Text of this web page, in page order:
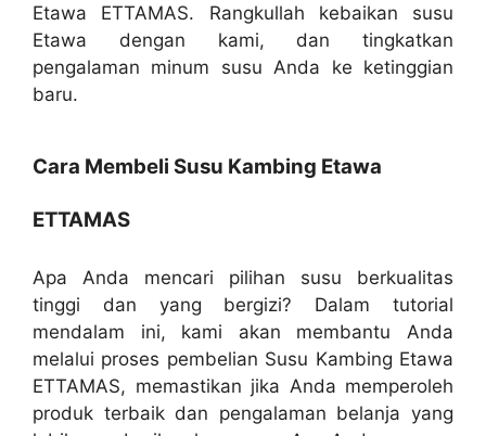
Etawa ETTAMAS. Rangkullah kebaikan susu
Etawa dengan kami, dan tingkatkan
pengalaman minum susu Anda ke ketinggian
baru.
Cara Membeli Susu Kambing Etawa
ETTAMAS
Apa Anda mencari pilihan susu berkualitas
tinggi dan yang bergizi? Dalam tutorial
mendalam ini, kami akan membantu Anda
melalui proses pembelian Susu Kambing Etawa
ETTAMAS, memastikan jika Anda memperoleh
produk terbaik dan pengalaman belanja yang